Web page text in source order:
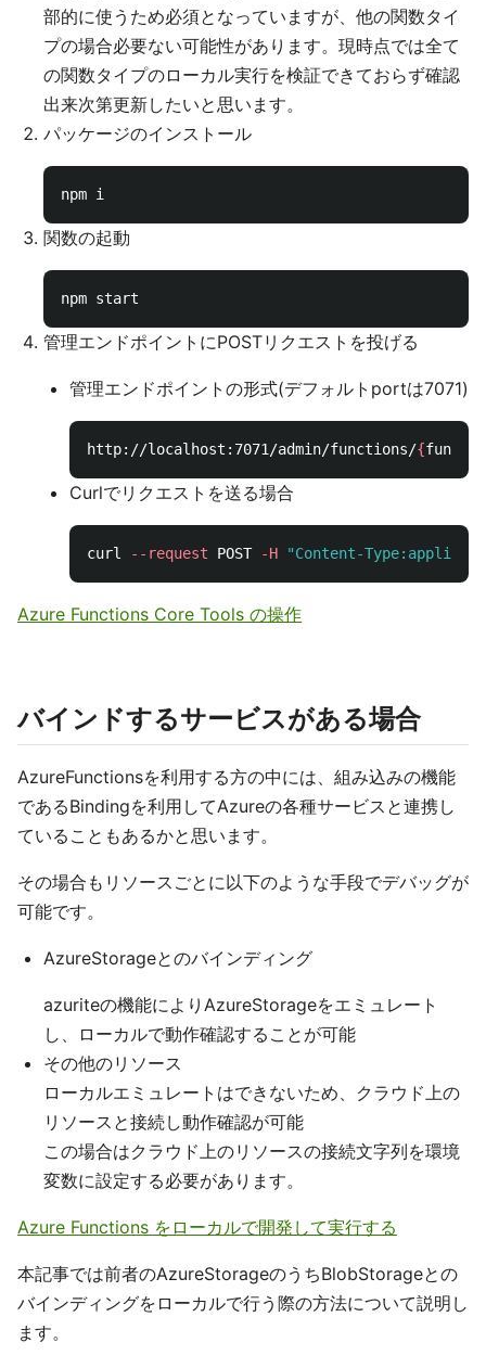
部的に使うため必須となっていますが、他の関数タイ
プの場合必要ない可能性があります。現時点では全て
の関数タイプのローカル実行を検証できておらず確認
出来次第更新したいと思います。
パッケージのインストール
関数の起動
管理エンドポイントにPOSTリクエストを投げる
管理エンドポイントの形式(デフォルトportは7071)
http://localhost:7071/admin/functions/{
Curlでリクエストを送る場合
curl --request POST -H "Content-
Azure Functions Core Tools の操作
バインドするサービスがある場合
AzureFunctionsを利用する方の中には、組み込みの機能
であるBindingを利用してAzureの各種サービスと連携し
ていることもあるかと思います。
その場合もリソースごとに以下のような手段でデバッグが
可能です。
AzureStorageとのバインディング
azuriteの機能によりAzureStorageをエミュレート
し、ローカルで動作確認することが可能
その他のリソース
ローカルエミュレートはできないため、クラウド上の
リソースと接続し動作確認が可能
この場合はクラウド上のリソースの接続文字列を環境
変数に設定する必要があります。
Azure Functions をローカルで開発して実行する
本記事では前者のAzureStorageのうちBlobStorageとの
バインディングをローカルで行う際の方法について説明し
ます。